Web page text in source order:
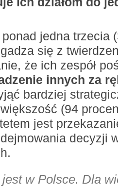
jedna trzecia
się z
że ich zespół
innych za
bardziej
(94
jest
decyzji
w Polsce. Dla